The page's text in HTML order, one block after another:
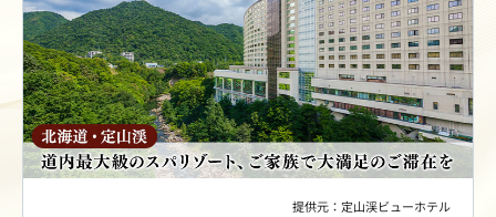
提供元：定山渓ビューホテル